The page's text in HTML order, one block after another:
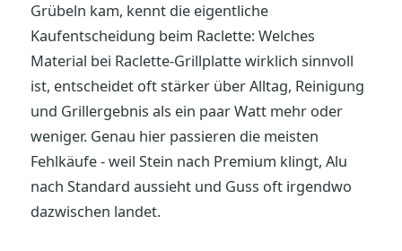
Grübeln kam, kennt die eigentliche
Kaufentscheidung beim Raclette: Welches
Material bei Raclette-Grillplatte wirklich sinnvoll
ist, entscheidet oft stärker über Alltag, Reinigung
und Grillergebnis als ein paar Watt mehr oder
weniger. Genau hier passieren die meisten
Fehlkäufe - weil Stein nach Premium klingt, Alu
nach Standard aussieht und Guss oft irgendwo
dazwischen landet.